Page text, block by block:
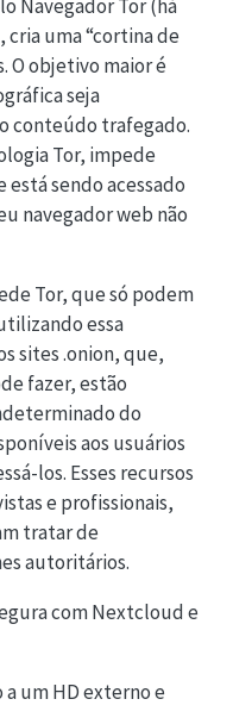
Navegador Tor (há
uma “cortina de
O objetivo maior é
seja
conteúdo trafegado.
Tor, impede
sendo acessado
navegador web não
Tor, que só podem
essa
sites .onion, que,
fazer, estão
do
aos usuários
los. Esses recursos
e profissionais,
tratar de
autoritários.
com Nextcloud e
a um HD externo e